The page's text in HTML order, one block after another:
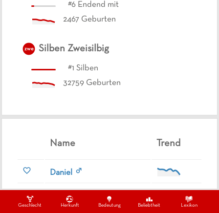
Geschlecht Herkunft Bedeutung Beliebtheit Lexikon
#6 Endend mit
2467 Geburten
zwe Silben Zweisilbig
#1 Silben
32759 Geburten
Name Trend
Daniel
Danial